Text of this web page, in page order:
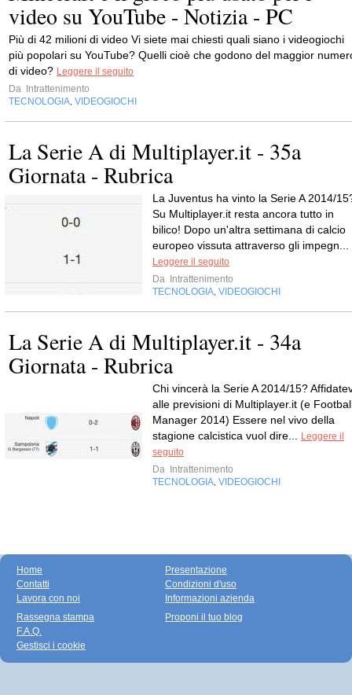
video su YouTube - Notizia - PC
Più di 42 milioni di video Vi siete mai chiesti quali siano i videogiochi
più popolari su YouTube? Quelli cioè che godono del maggior
di video? Leggere il seguito
Da
Intrattenimento
TECNOLOGIA VIDEOGIOCHI
La Serie A di Multiplayer.it - 35a
Giornata - Rubrica
La Juventus ha vinto la Serie A 2014/
Su Multiplayer.it resta ancora tutto in
bilico! Dopo un'altra settimana di calcio
europeo vissuta attraverso gli impegn...
Leggere il seguito
Da
Intrattenimento
TECNOLOGIA VIDEOGIOCHI
La Serie A di Multiplayer.it - 34a
Giornata - Rubrica
Chi vincerà la Serie A 2014/15?
alle previsioni di Multiplayer.it (e
Manager 2014) Essere nel vivo della
stagione calcistica vuol dire...
Leggere il
seguito
Da
Intrattenimento
TECNOLOGIA VIDEOGIOCHI
Home
Contatti
Lavora con noi
Presentazione
Condizioni d'uso
Informazioni azienda
Rassegna stampa
F.A.Q.
Gestisci i cookie
Proponi il tuo blog